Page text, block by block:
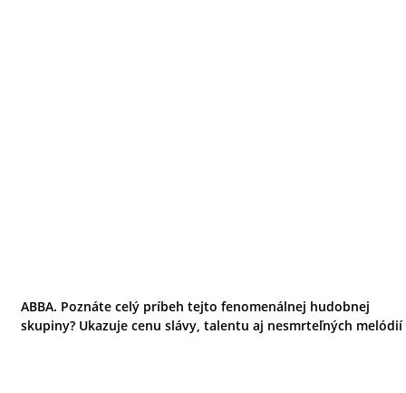
ABBA. Poznáte celý príbeh tejto fenomenálnej hudobnej
skupiny? Ukazuje cenu slávy, talentu aj nesmrteľných melódií